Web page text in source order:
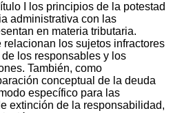
I los principios de la potestad
administrativa con las
en materia tributaria.
relacionan los sujetos infractores
los responsables y los
También, como
conceptual de la deuda
específico para las
extinción de la responsabilidad,